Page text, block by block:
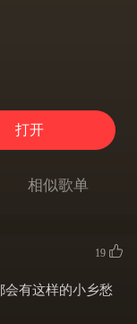
打开
相似歌单
19
会有这样的小乡愁